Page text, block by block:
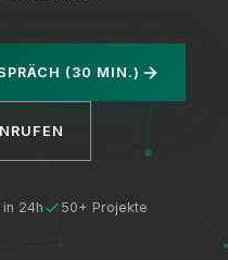
(30 MIN.)
24h 50+ Projekte